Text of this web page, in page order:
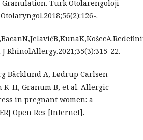
Turk Otolarengoloji
.
RhinolAllergy.2021;35(3):315-22.
Bäcklund A, Lødrup Carlsen
K-H, Granum B, et al. Allergic
in pregnant women: a
Open Res [Internet].